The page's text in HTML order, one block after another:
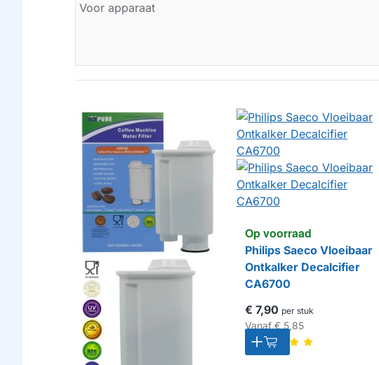
Voor apparaat
Op voorraad
Philips Saeco Vloeibaar
Ontkalker Decalcifier
CA6700
€ 7,90 per stuk
Vanaf€ 5,85